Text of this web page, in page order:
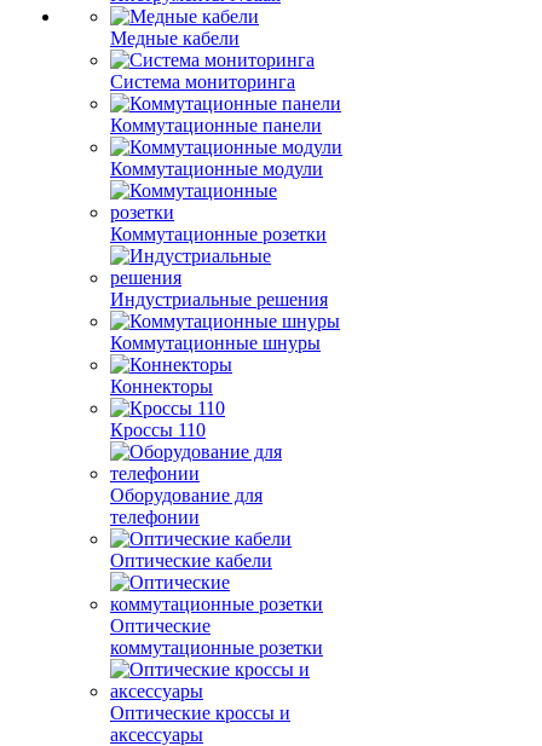
Медные кабели
Система мониторинга
Коммутационные панели
Коммутационные модули
Коммутационные розетки
Индустриальные решения
Коммутационные шнуры
Коннекторы
Кроссы 110
Оборудование для
телефонии
Оптические кабели
Оптические
коммутационные розетки
Оптические кроссы и
аксессуары